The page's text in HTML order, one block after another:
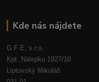
Kde nás nájdete
G F E, s.r.o.
Kpt. Nálepku 1927/10
Liptovský Mikuláš